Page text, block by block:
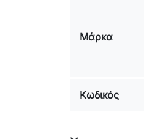
Μάρκα
Κωδικός